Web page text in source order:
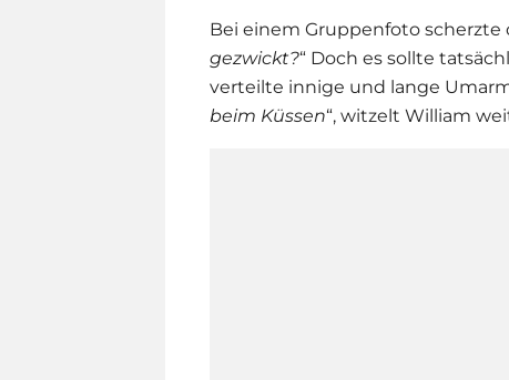
Bei einem Gruppenfoto scherzte
gezwickt?“ Doch es sollte
verteilte innige und lange
beim Küssen“, witzelt William